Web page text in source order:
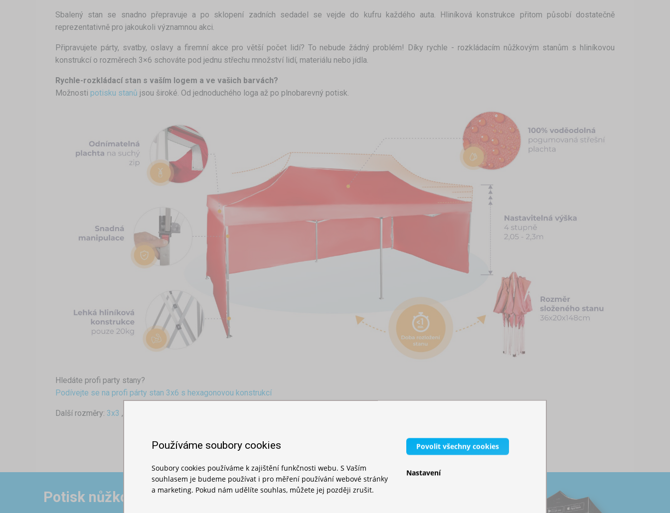
Sbalený stan se snadno přepravuje a po sklopení zadních sedadel se vejde do kufru každého auta. Hliníková konstrukce přitom působí dostatečně
reprezentativně pro jakoukoli významnou akci.
Připravujete párty, svatby, oslavy a firemní akce pro větší počet lidí? To nebude žádný problém! Díky rychle - rozkládacím nůžkovým stanům s hliníkovou
konstrukcí o rozměrech 3×6 schováte pod jednu střechu množství lidí, materiálu nebo jídla.
Rychle-rozkládací stan s vaším logem a ve vašich barvách?
Možnosti potisku stanů jsou široké. Od jednoduchého loga až po plnobarevný potisk.
Hledáte profi party stany?
Podívejte se na profi párty stan 3x6 s hexagonovou konstrukcí
Další rozměry: 3x3 ,
Potisk nůžkových reklamních stanů
Používáme soubory cookies
Soubory cookies používáme k zajištění funkčnosti webu. S Vaším
souhlasem je budeme používat i pro měření používání webové stránky
a marketing. Pokud nám udělíte souhlas, můžete jej později zrušit.
Povolit všechny cookies
Nastavení